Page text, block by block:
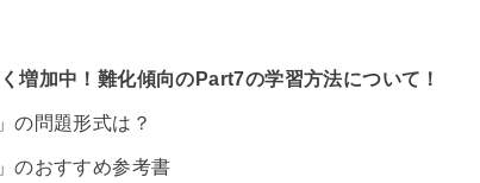
増加中！難化傾向のPart7の学習方法について！
の問題形式は？
のおすすめ参考書